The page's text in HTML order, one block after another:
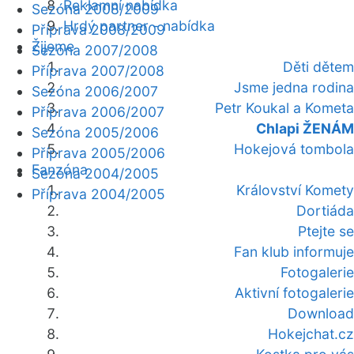
Reklamní nabídka
Hrdý partner - nabídka
Žijeme
Děti dětem
Jsme jedna rodina
Petr Koukal a Kometa
Chlapi ŽENÁM
Hokejová tombola
Fanzóna
Království Komety
Dortiáda
Ptejte se
Fan klub informuje
Fotogalerie
Aktivní fotogalerie
Download
Hokejchat.cz
Sezóna 2008/2009
Příprava 2008/2009
Sezóna 2007/2008
Příprava 2007/2008
Sezóna 2006/2007
Příprava 2006/2007
Sezóna 2005/2006
Příprava 2005/2006
Sezóna 2004/2005
Příprava 2004/2005